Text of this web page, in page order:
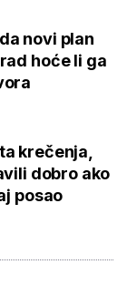
novi plan
hoće li ga
krečenja,
dobro ako
posao